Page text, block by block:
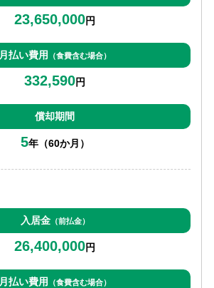
23,650,000円
月払い費用 （食費含む場合）
332,590円
償却期間
5年（60か月）
入居金（前払金）
26,400,000円
月払い費用 （食費含む場合）